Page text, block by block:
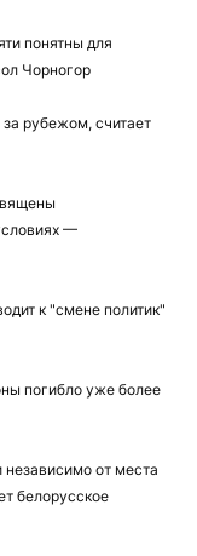
понятны для
Чорногор
рубежом, считает
—
к "смене политик"
погибло уже более
от места
белорусское